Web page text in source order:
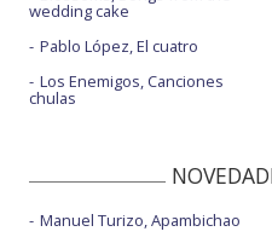
wedding cake
Pablo López, El cuatro
Los Enemigos, Canciones
chulas
Manuel Turizo, Apambichao